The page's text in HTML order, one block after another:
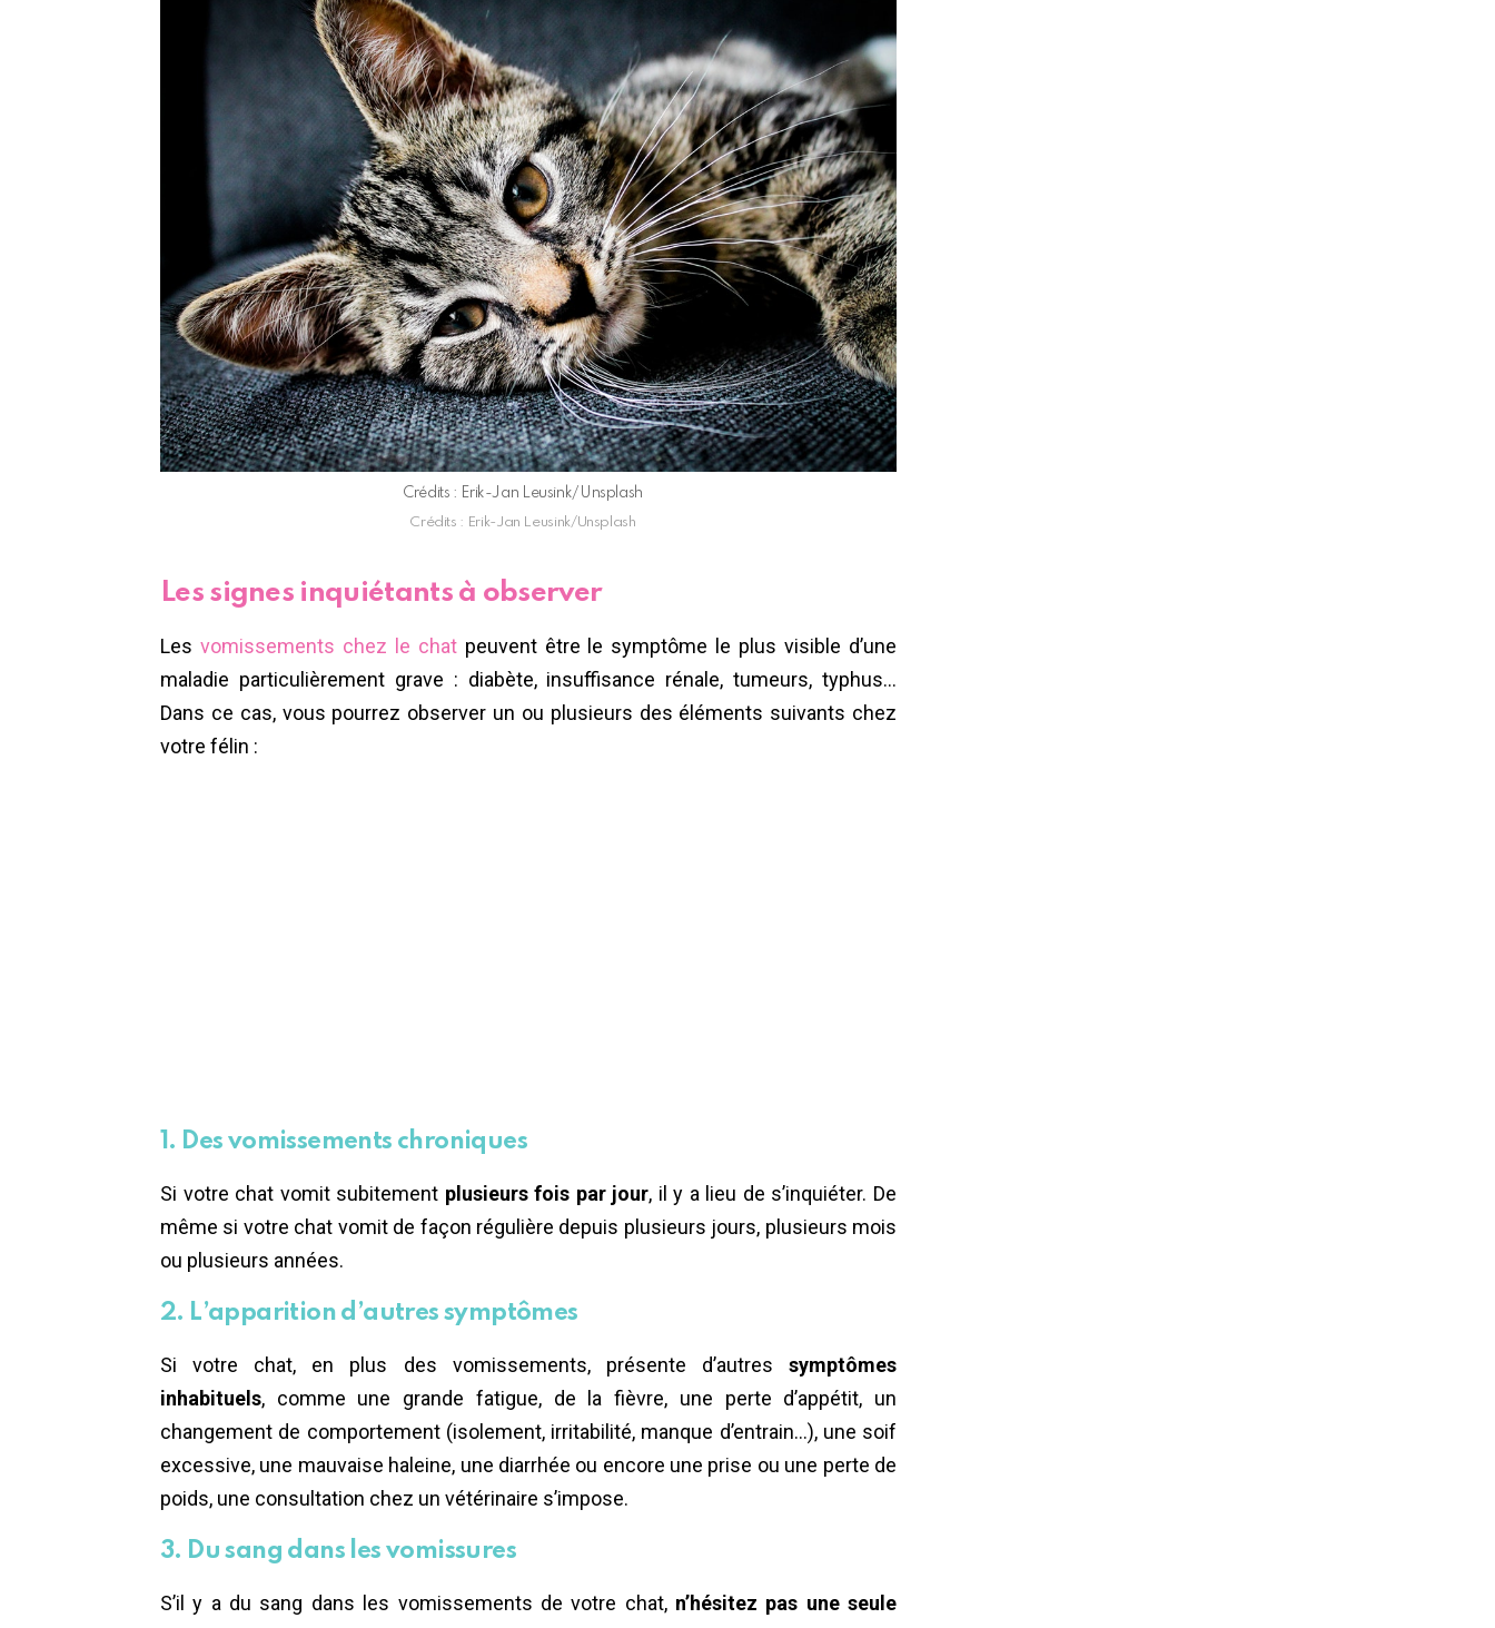
Crédits : Erik-Jan Leusink/Unsplash
Crédits : Erik-Jan Leusink/Unsplash
Les signes inquiétants à observer
Les vomissements chez le chatpeuvent être le symptôme le plus visible d’une
maladie particulièrement grave : diabète, insuffisance rénale, tumeurs, typhus…
Dans ce cas, vous pourrez observer un ou plusieurs des éléments suivants chez
votre félin :
1. Des vomissements chroniques
Si votre chat vomit subitement plusieurs fois par jour, il y a lieu de s’inquiéter. De
même si votre chat vomit de façon régulière depuis plusieurs jours, plusieurs mois
ou plusieurs années.
2. L’apparition d’autres symptômes
Si votre chat, en plus des vomissements, présente d’autres symptômes
inhabituels, comme une grande fatigue, de la fièvre, une perte d’appétit, un
changement de comportement (isolement, irritabilité, manque d’entrain…), une soif
excessive, une mauvaise haleine, une diarrhée ou encore une prise ou une perte de
poids, une consultation chez un vétérinaire s’impose.
3. Du sang dans les vomissures
S’il y a du sang dans les vomissements de votre chat, n’hésitez pas une seule